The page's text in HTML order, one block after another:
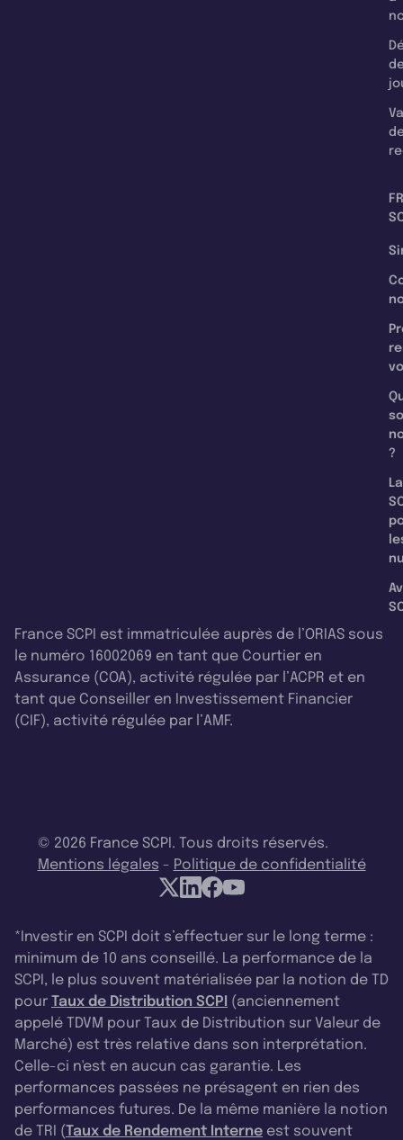
?
La
France SCPI est immatriculée auprès de l’ORIAS sous
le numéro 16002069 en tant que Courtier en
Assurance (COA), activité régulée par l’ACPR et en
tant que Conseiller en Investissement Financier
(CIF), activité régulée par l’AMF.
© 2026 France SCPI. Tous droits réservés.
Mentions légales - Politique de confidentialité
*Investir en SCPI doit s’effectuer sur le long terme :
minimum de 10 ans conseillé. La performance de la
SCPI, le plus souvent matérialisée par la notion de TD
pour Taux de Distribution SCPI (anciennement
appelé TDVM pour Taux de Distribution sur Valeur de
Marché) est très relative dans son interprétation.
Celle-ci n'est en aucun cas garantie. Les
performances passées ne présagent en rien des
performances futures. De la même manière la notion
de TRI (Taux de Rendement Interne est souvent